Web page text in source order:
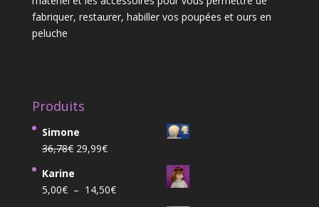
fabriquer, restaurer, habiller vos poupées et ours en
peluche
Produits
Simone
36,78€ Le
était :
29,99€Le
est :
Karine
5,00€ – 14,50€Plage